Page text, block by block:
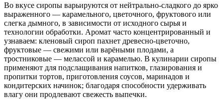
Во вкусе сиропы варьируются от нейтрально-сладкого до ярко
выраженного — карамельного, цветочного, фруктового или
слегка дымного, в зависимости от исходного сырья и
технологии обработки. Аромат часто концентрированный и
узнаваем: кленовый сироп пахнет древесно-цветочно,
фруктовые — свежими или варёными плодами, а
тростниковые — мелассой и карамелью. В кулинарии сиропы
применяют для подслащивания напитков, глазирования и
пропитки тортов, приготовления соусов, маринадов и
кондитерских начинок; благодаря способности удерживать
влагу они продлевают свежесть выпечки.